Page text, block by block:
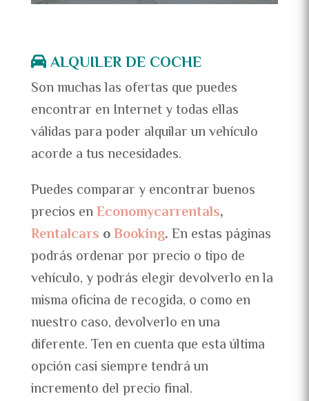
ALQUILER DE COCHE
Son muchas las ofertas que puedes
encontrar en Internet y todas ellas
válidas para poder alquilar un vehículo
acorde a tus necesidades.
Puedes comparar y encontrar buenos
precios enEconomycarrentals,
Rentalcars oBooking.En estas páginas
podrás ordenar por precio o tipo de
vehículo, y podrás elegir devolverlo en la
misma oficina de recogida, o como en
nuestro caso, devolverlo en una
diferente. Ten en cuenta que esta última
opción casi siempre tendrá un
incremento del precio final.